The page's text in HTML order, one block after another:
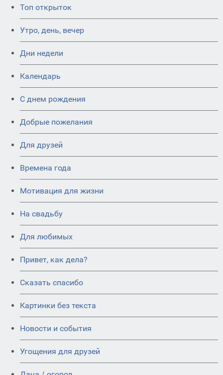
Топ открыток
Утро, день, вечер
Дни недели
Календарь
C днем рождения
Добрые пожелания
Для друзей
Времена года
Мотивация для жизни
На свадьбу
Для любимых
Привет, как дела?
Сказать спасибо
Картинки без текста
Новости и события
Угощения для друзей